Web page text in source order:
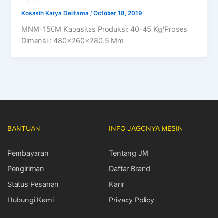
Kosasih Karya Delitama /October 18, 2019
MNM-150M Kapasitas Produksi: 40-45 Kg/Proses
Dimensi : 480x260x280.5 Mm
BANTUAN
Pembayaran
Pengiriman
Status Pesanan
Hubungi Kami
INFO JAGONYA MESIN
Tentang JM
Daftar Brand
Karir
Privacy Policy